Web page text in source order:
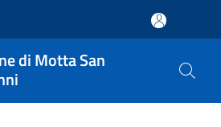
di Motta San